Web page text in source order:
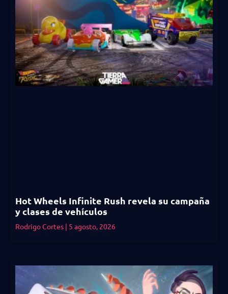
Hot Wheels Infinite Rush revela su campaña
y clases de vehículos
Rodrigo Cortes 5 agosto, 2026